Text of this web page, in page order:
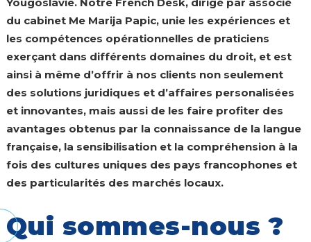
du cabinet Me Marija Papic, unie les expériences et
les compétences opérationnelles de praticiens
exerçant dans différents domaines du droit, et est
ainsi à même d’offrir à nos clients non seulement
des solutions juridiques et d’affaires personalisées
et innovantes, mais aussi de les faire profiter des
avantages obtenus par la connaissance de la langue
française, la sensibilisation et la compréhension à la
fois des cultures uniques des pays francophones et
des particularités des marchés locaux.
Qui sommes-nous ?